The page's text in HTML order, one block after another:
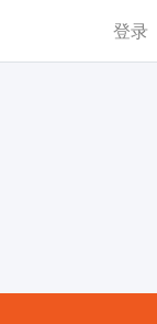
登录